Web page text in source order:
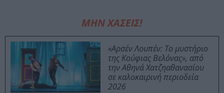
ΜΗΝ ΧΑΣΕΙΣ!
«Αρσέν Λουπέν: Το μυστήριο
της Κούφιας Βελόνας», από
την Αθηνά Χατζηαθανασίου
σε καλοκαιρινή περιοδεία
2026